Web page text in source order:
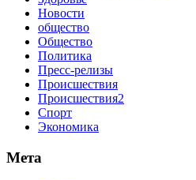
Новости
общество
Общество
Политика
Пресс-релизы
Происшествия
Происшествия2
Спорт
Экономика
Мета